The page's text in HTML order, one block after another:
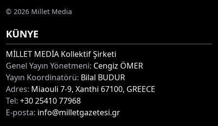
© 2026 Millet Media
KÜNYE
MİLLET MEDİA Kollektif Şirketi
Genel Yayın Yönetmeni: Cengiz ÖMER
Yayın Koordinatörü: Bilal BUDUR
Adres: Miaouli 7-9, Xanthi 67100, GREECE
Tel: +30 25410 77968
E-posta: info@milletgazetesi.gr